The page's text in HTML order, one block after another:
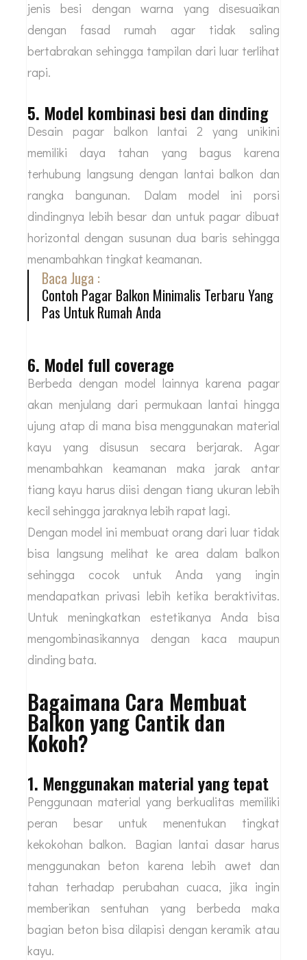
jenis besi dengan warna yang disesuaikan
dengan fasad rumah agar tidak saling
bertabrakan sehingga tampilan dari luar terlihat
rapi.
5. Model kombinasi besi dan dinding
Desain pagar balkon lantai 2 yang unikini
memiliki daya tahan yang bagus karena
terhubung langsung dengan lantai balkon dan
rangka bangunan. Dalam model ini porsi
dindingnya lebih besar dan untuk pagar dibuat
horizontal dengan susunan dua baris sehingga
menambahkan tingkat keamanan.
Baca Juga :
Contoh Pagar Balkon Minimalis Terbaru Yang
Pas Untuk Rumah Anda
6. Model full coverage
Berbeda dengan model lainnya karena pagar
akan menjulang dari permukaan lantai hingga
ujung atap di mana bisa menggunakan material
kayu yang disusun secara berjarak. Agar
menambahkan keamanan maka jarak antar
tiang kayu harus diisi dengan tiang ukuran lebih
kecil sehingga jaraknya lebih rapat lagi.
Dengan model ini membuat orang dari luar tidak
bisa langsung melihat ke area dalam balkon
sehingga cocok untuk Anda yang ingin
mendapatkan privasi lebih ketika beraktivitas.
Untuk meningkatkan estetikanya Anda bisa
mengombinasikannya dengan kaca maupun
dinding bata.
Bagaimana Cara Membuat
Balkon yang Cantik dan
Kokoh?
1. Menggunakan material yang tepat
Penggunaan material yang berkualitas memiliki
peran besar untuk menentukan tingkat
kekokohan balkon. Bagian lantai dasar harus
menggunakan beton karena lebih awet dan
tahan terhadap perubahan cuaca, jika ingin
memberikan sentuhan yang berbeda maka
bagian beton bisa dilapisi dengan keramik atau
kayu.